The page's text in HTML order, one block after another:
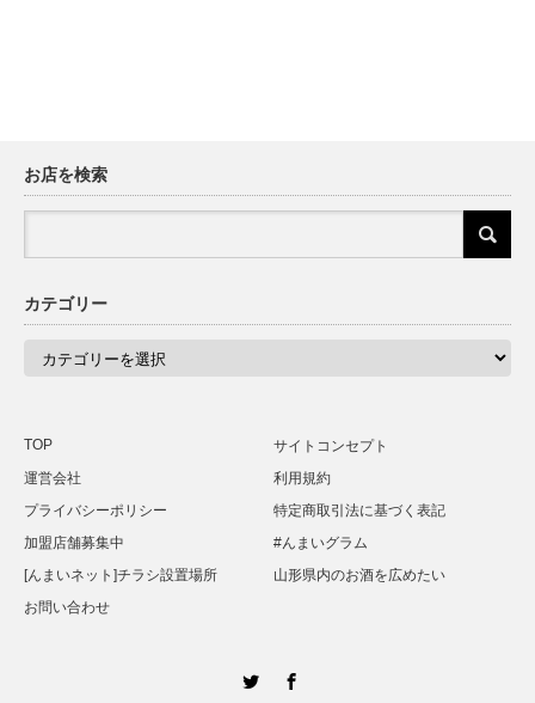
お店を検索
カテゴリー
TOP
サイトコンセプト
運営会社
利用規約
プライバシーポリシー
特定商取引法に基づく表記
加盟店舗募集中
#んまいグラム
[んまいネット]チラシ設置場所
山形県内のお酒を広めたい
お問い合わせ